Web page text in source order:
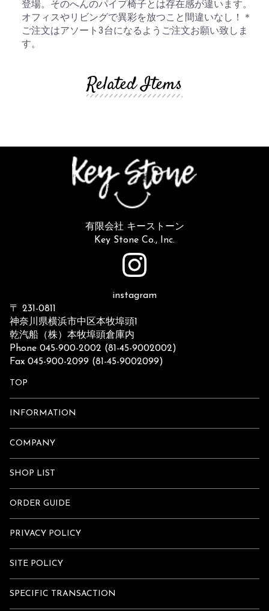
登場。そのへんのパイプ椅子とは存在感が違います。
オフィスやリビングで異彩を放つこと間違いなし！＊
ご注文はアソート3台になるようご注文お願い致しま
す。
Related Items
有限会社 キーストーン
Key Stone Co., Inc.
instagram
〒 231-0811
神奈川県横浜市中区本牧埠頭1
乾汽船（株）本牧埠頭倉庫内
Phone 045-900-2002 (81-45-9002002)
Fax 045-900-2099 (81-45-9002099)
TOP
INFORMATION
COMPANY
SHOP LIST
ORDER GUIDE
PRIVACY POLICY
SITE POLICY
SPECIFIC TRANSACTION